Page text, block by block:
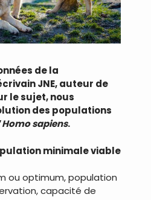
de la
JNE, auteur de
le sujet, nous
des populations
Homo sapiens.
minimale viable
ou optimum, population
capacité de